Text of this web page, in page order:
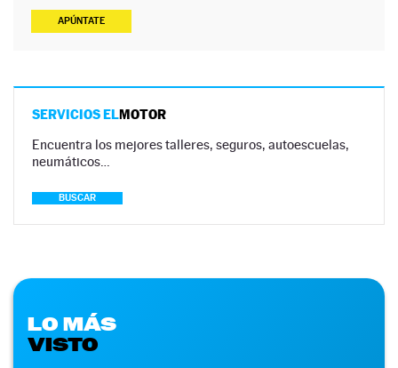
APÚNTATE
SERVICIOS ELMOTOR
Encuentra los mejores talleres, seguros, autoescuelas,
neumáticos…
BUSCAR
LO MÁS
VISTO